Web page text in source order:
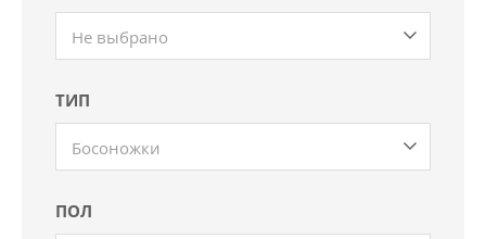
Не выбрано
ТИП
Босоножки
ПОЛ